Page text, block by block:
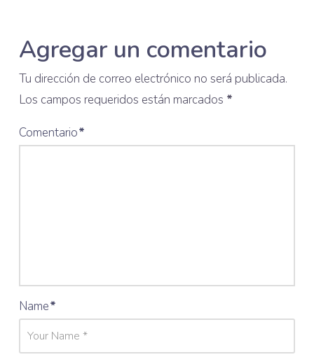
Agregar un comentario
Tu dirección de correo electrónico no será publicada.
Los campos requeridos están marcados *
Comentario*
Name*